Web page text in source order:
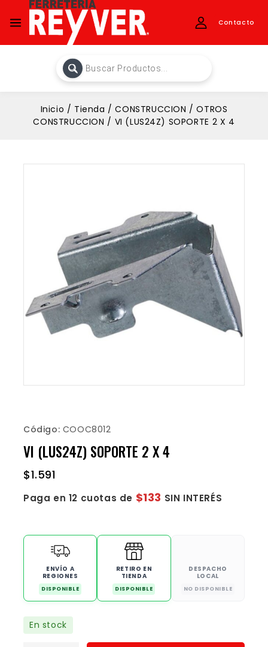
Contacto
Inicio / Tienda / CONSTRUCCION / OTROS
CONSTRUCCION / VI (LUS24Z) SOPORTE 2 X 4
Código: COOC8012
VI (LUS24Z) SOPORTE 2 X 4
$1.591
Paga en 12 cuotas de $133 SIN INTERÉS
ENVÍO A
REGIONES
DISPONIBLE
RETIRO EN
TIENDA
DISPONIBLE
DESPACHO
LOCAL
NO DISPONIBLE
En stock